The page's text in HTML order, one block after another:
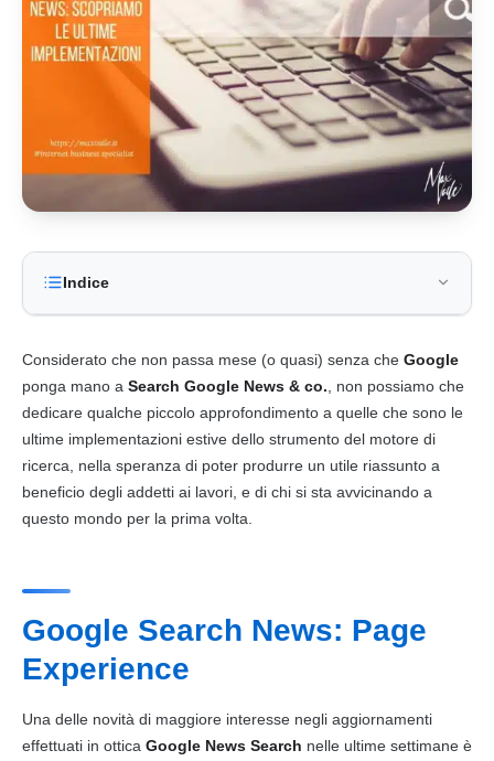
Indice
Considerato che non passa mese (o quasi) senza che Google
ponga mano a Search Google News & co. , non possiamo che
dedicare qualche piccolo approfondimento a quelle che sono le
ultime implementazioni estive dello strumento del motore di
ricerca , nella speranza di poter produrre un utile riassunto a
beneficio degli addetti ai lavori, e di chi si sta avvicinando a
questo mondo per la prima volta.
Google Search News: Page
Experience
Una delle novità di maggiore interesse negli aggiornamenti
effettuati in ottica Google News Search nelle ultime settimane è